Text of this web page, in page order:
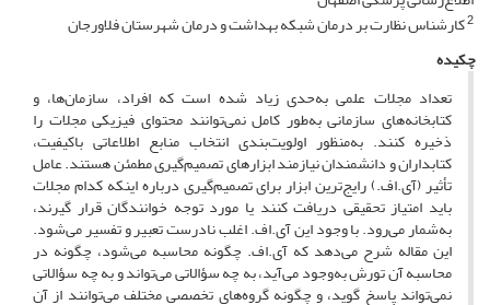
2کارشناس نظارت بر درمان شبکه بهداشت و درمان شهرستان فلاورجان
چکیده
تعداد مجلات علمی به‌حدی زیاد شده است که افراد، سازمان‌ها، و
کتابخانه‌های سازمانی به‌طور کامل نمی‌توانند محتوای فیزیکی مجلات را
ذخیره کنند. به‌منظور اولویت‌بندی انتخاب منابع اطلاعاتی باکیفیت،
کتابداران و دانشمندان نیازمند ابزارهای تصمیم‌گیری مطمئن هستند. عامل
تأثیر (آی.اف.) رایج‌ترین ابزار برای تصمیم‌گیری درباره اینکه کدام مجلات
باید امتیاز تحقیقی دریافت کنند یا مورد توجه خوانندگان قرار گیرند،
به‌شمار می‌رود. با وجود این آی.اف. اغلب نادرست تعبیر و تفسیر می‌شود.
این مقاله شرح می‌دهد که آی.اف. چگونه محاسبه می‌شود، چگونه در
محاسبه آن تورش به‌وجود می‌آید، به چه سؤالاتی می‌تواند و به چه سؤالاتی
نمی‌تواند پاسخ گوید، و چگونه گروه‌های تخصصی مختلف می‌توانند از آن